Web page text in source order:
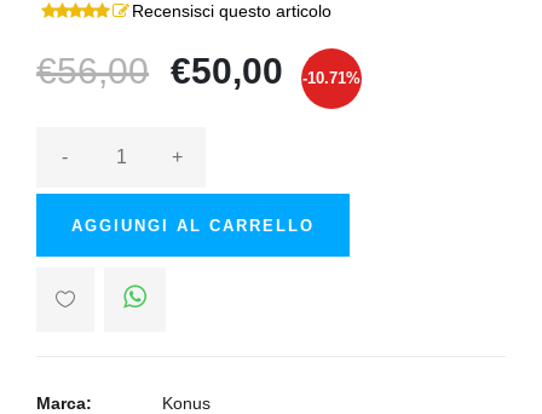
Recensisci questo articolo
€56,00 €50,00 -10.71%
- +
AGGIUNGI AL CARRELLO
Marca: Konus